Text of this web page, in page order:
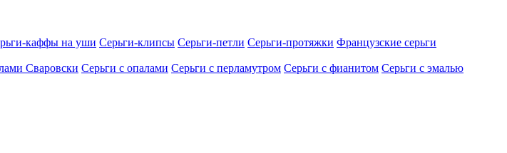
каффы на уши Серьги-клипсы Серьги-петли Серьги-протяжки Французские серьги
Сваровски Серьги с опалами Серьги с перламутром Серьги с фианитом Серьги с эмалью